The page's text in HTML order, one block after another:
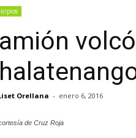
Orellana - enero 6, 2016
de Cruz Roja